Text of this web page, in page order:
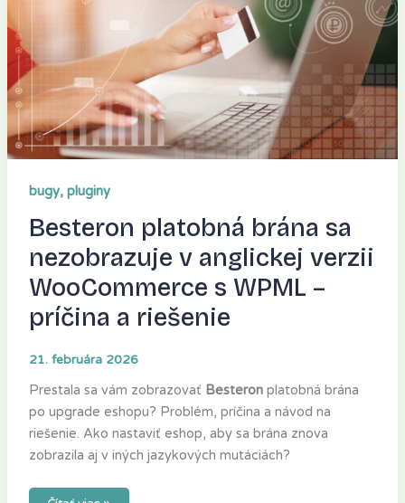
bugy, pluginy
Besteron platobná brána sa
nezobrazuje v anglickej verzii
WooCommerce s WPML –
príčina a riešenie
21. februára 2026
Prestala sa vám zobrazovať Besteronplatobná brána
po upgrade eshopu? Problém, príčina a návod na
riešenie. Ako nastaviť eshop, aby sa brána znova
zobrazila aj v iných jazykových mutáciách?
anglickej
WPML
–
príčina
a
riešenie